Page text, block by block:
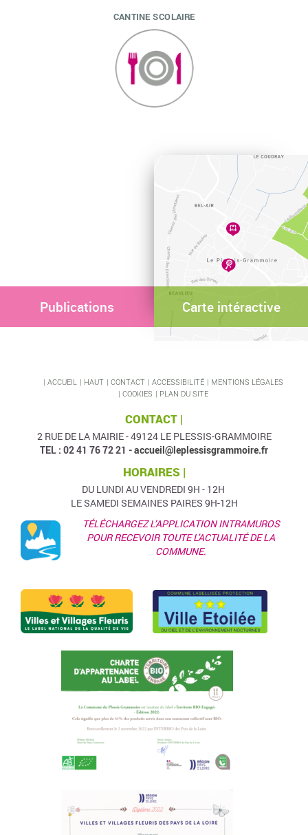
CANTINE SCOLAIRE
Publications Carte intéractive
ACCUEIL HAUT CONTACT ACCESSIBILITÉ
MENTIONS LÉGALES
COOKIES
PLAN DU SITE
CONTACT |
2 RUE DE LA MAIRIE - 49124 LE PLESSIS-GRAMMOIRE
TEL : 02 41 76 72 21 -accueil@leplessisgrammoire.fr
HORAIRES |
DU LUNDI AU VENDREDI 9H - 12H
LE SAMEDI SEMAINES PAIRES 9H-12H
TÉLÉCHARGEZ L’APPLICATION INTRAMUROS
POUR RECEVOIR TOUTE L'ACTUALITÉ DE LA
COMMUNE.